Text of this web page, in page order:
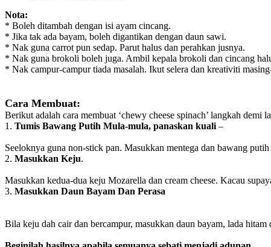
Nota:
* Boleh ditambah dengan isi ayam cincang.
* Jika tak ada bayam, boleh digantikan dengan daun sawi.
* Nak guna carrot pun sedap. Parut halus dan perahkan jusnya.
* Nak guna brokoli boleh juga. Ambil kepala brokoli dan cincang
* Nak campur-campur tiada masalah. Ikut selera dan kreativiti
Cara Membuat:
Berikut adalah cara membuat ‘chewy cheese spinach’ langkah demi
1. Tumis Bawang Putih Mula-mula, panaskan kuali –
Seeloknya guna non-stick pan. Masukkan mentega dan bawang
2. Masukkan Keju.
Masukkan kedua-dua keju Mozarella dan cream cheese. Kacau
3. Masukkan Daun Bayam Dan Perasa
Bila keju dah cair dan bercampur, masukkan daun bayam, lada